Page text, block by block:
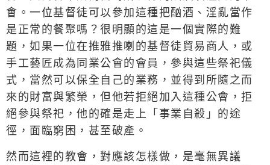
會。一位基督徒可以參加這種把酗酒、淫亂當作
是正常的餐聚嗎？很明顯的這是一個實際的難
題，如果一位在推雅推喇的基督徒貿易商人，或
手工藝匠成為同業公會的會員，參與這些祭祀儀
式，當然可以保全自己的業務，並得到所隨之而
來的財富與繁榮，但他若拒絕加入這種公會，拒
絕參與祭祀，他的確是走上「事業自殺」的途
徑，面臨窮困，甚至破產。
然而這裡的教會，對應該怎樣做，是毫無異議